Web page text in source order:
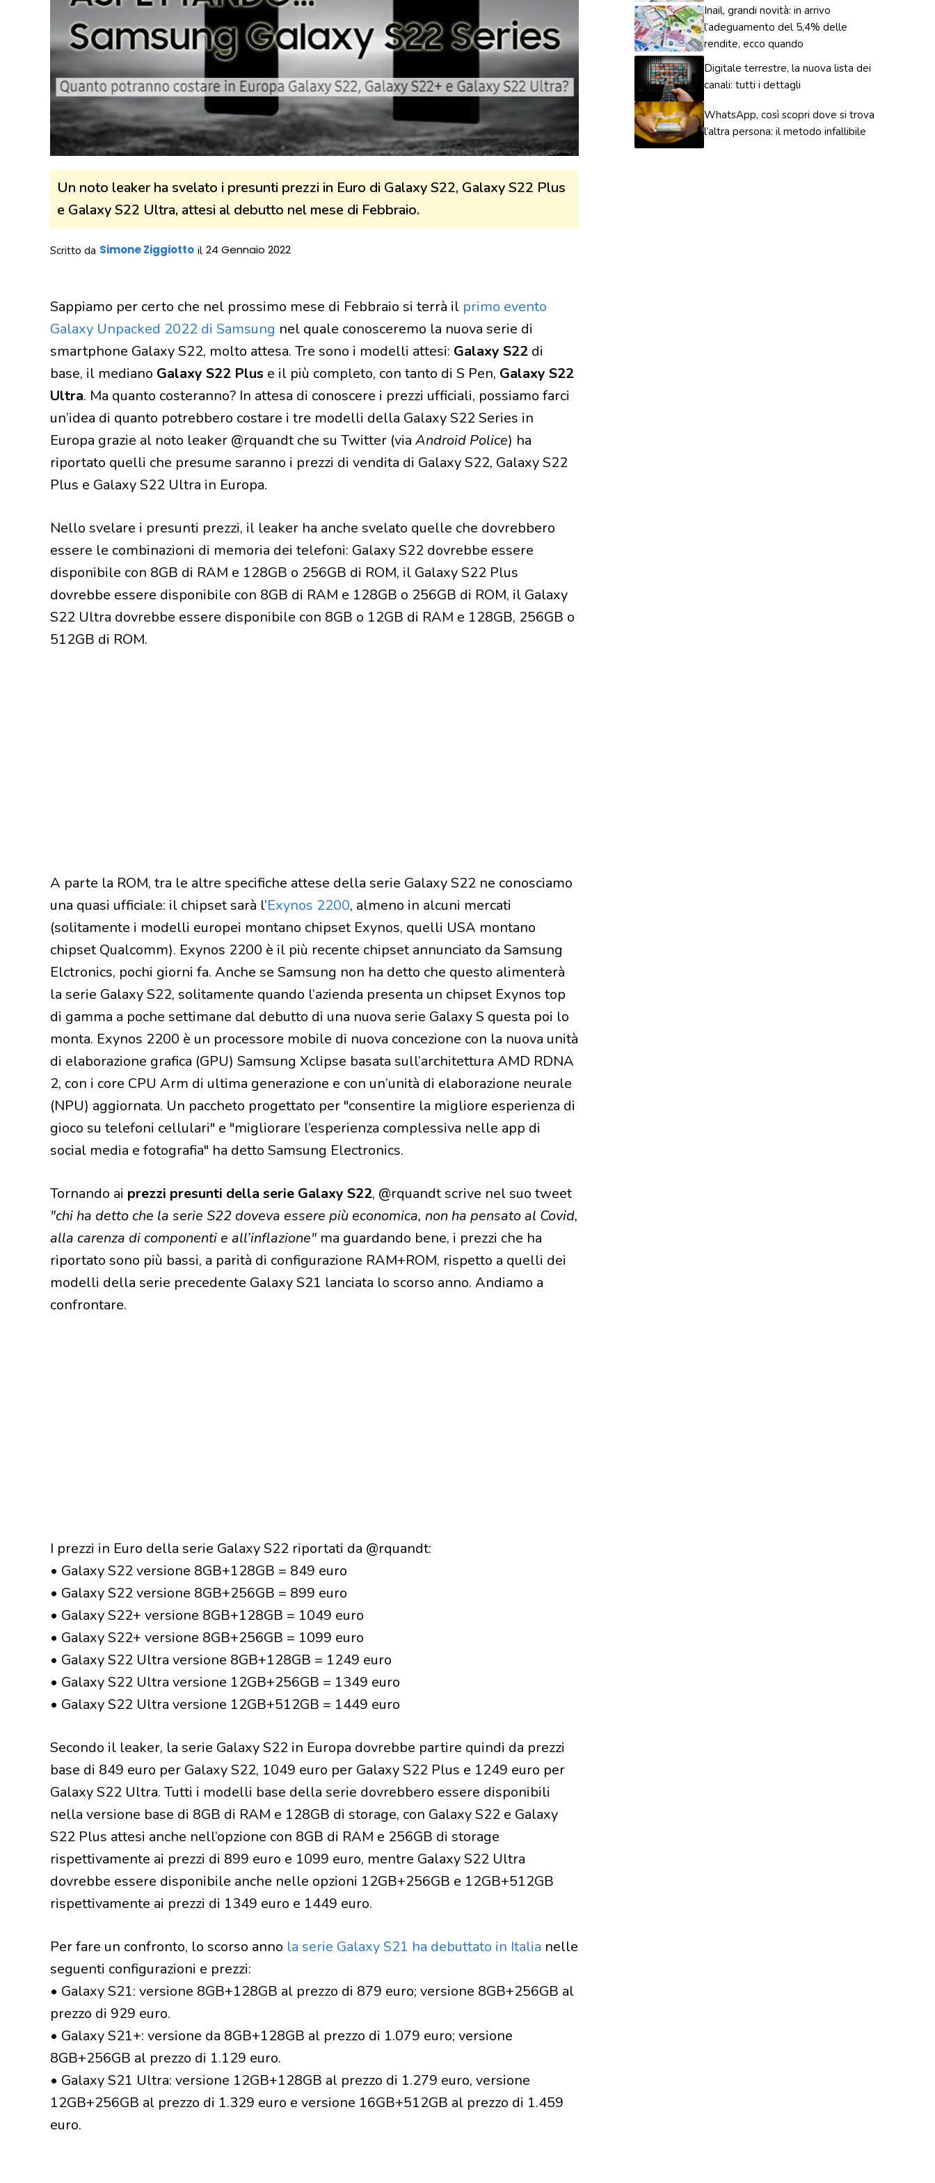
Un noto leaker ha svelato i presunti prezzi in Euro di Galaxy S22, Galaxy S22 Plus
e Galaxy S22 Ultra, attesi al debutto nel mese di Febbraio.
Scritto da Simone Ziggiotto il 24 Gennaio 2022
Sappiamo per certo che nel prossimo mese di Febbraio si terrà il primo evento
Galaxy Unpacked 2022 di Samsung nel quale conosceremo la nuova serie di
smartphone Galaxy S22, molto attesa. Tre sono i modelli attesi: Galaxy S22 di
base, il mediano Galaxy S22 Plus e il più completo, con tanto di S Pen, Galaxy S22
Ultra. Ma quanto costeranno? In attesa di conoscere i prezzi ufficiali, possiamo farci
un’idea di quanto potrebbero costare i tre modelli della Galaxy S22 Series in
Europa grazie al noto leaker @rquandt che su Twitter (via Android Police) ha
riportato quelli che presume saranno i prezzi di vendita di Galaxy S22, Galaxy S22
Plus e Galaxy S22 Ultra in Europa.
Nello svelare i presunti prezzi, il leaker ha anche svelato quelle che dovrebbero
essere le combinazioni di memoria dei telefoni: Galaxy S22 dovrebbe essere
disponibile con 8GB di RAM e 128GB o 256GB di ROM, il Galaxy S22 Plus
dovrebbe essere disponibile con 8GB di RAM e 128GB o 256GB di ROM, il Galaxy
S22 Ultra dovrebbe essere disponibile con 8GB o 12GB di RAM e 128GB, 256GB o
512GB di ROM.
A parte la ROM, tra le altre specifiche attese della serie Galaxy S22 ne conosciamo
una quasi ufficiale: il chipset sarà l’Exynos 2200, almeno in alcuni mercati
(solitamente i modelli europei montano chipset Exynos, quelli USA montano
chipset Qualcomm). Exynos 2200 è il più recente chipset annunciato da Samsung
Elctronics, pochi giorni fa. Anche se Samsung non ha detto che questo alimenterà
la serie Galaxy S22, solitamente quando l’azienda presenta un chipset Exynos top
di gamma a poche settimane dal debutto di una nuova serie Galaxy S questa poi lo
monta. Exynos 2200 è un processore mobile di nuova concezione con la nuova unità
di elaborazione grafica (GPU) Samsung Xclipse basata sull’architettura AMD RDNA
2, con i core CPU Arm di ultima generazione e con un’unità di elaborazione neurale
(NPU) aggiornata. Un paccheto progettato per "consentire la migliore esperienza di
gioco su telefoni cellulari" e "migliorare l’esperienza complessiva nelle app di
social media e fotografia" ha detto Samsung Electronics.
Tornando ai prezzi presunti della serie Galaxy S22, @rquandt scrive nel suo tweet
"chi ha detto che la serie S22 doveva essere più economica, non ha pensato al Covid,
alla carenza di componenti e all’inflazione" ma guardando bene, i prezzi che ha
riportato sono più bassi, a parità di configurazione RAM+ROM, rispetto a quelli dei
modelli della serie precedente Galaxy S21 lanciata lo scorso anno. Andiamo a
confrontare.
I prezzi in Euro della serie Galaxy S22 riportati da @rquandt:
• Galaxy S22 versione 8GB+128GB = 849 euro
• Galaxy S22 versione 8GB+256GB = 899 euro
• Galaxy S22+ versione 8GB+128GB = 1049 euro
• Galaxy S22+ versione 8GB+256GB = 1099 euro
• Galaxy S22 Ultra versione 8GB+128GB = 1249 euro
• Galaxy S22 Ultra versione 12GB+256GB = 1349 euro
• Galaxy S22 Ultra versione 12GB+512GB = 1449 euro
Secondo il leaker, la serie Galaxy S22 in Europa dovrebbe partire quindi da prezzi
base di 849 euro per Galaxy S22, 1049 euro per Galaxy S22 Plus e 1249 euro per
Galaxy S22 Ultra. Tutti i modelli base della serie dovrebbero essere disponibili
nella versione base di 8GB di RAM e 128GB di storage, con Galaxy S22 e Galaxy
S22 Plus attesi anche nell’opzione con 8GB di RAM e 256GB di storage
rispettivamente ai prezzi di 899 euro e 1099 euro, mentre Galaxy S22 Ultra
dovrebbe essere disponibile anche nelle opzioni 12GB+256GB e 12GB+512GB
rispettivamente ai prezzi di 1349 euro e 1449 euro.
Per fare un confronto, lo scorso anno la serie Galaxy S21 ha debuttato in Italia nelle
seguenti configurazioni e prezzi:
• Galaxy S21: versione 8GB+128GB al prezzo di 879 euro; versione 8GB+256GB al
prezzo di 929 euro.
• Galaxy S21+: versione da 8GB+128GB al prezzo di 1.079 euro; versione
8GB+256GB al prezzo di 1.129 euro.
• Galaxy S21 Ultra: versione 12GB+128GB al prezzo di 1.279 euro, versione
12GB+256GB al prezzo di 1.329 euro e versione 16GB+512GB al prezzo di 1.459
euro.
Inail, grandi novità: in arrivo
l’adeguamento del 5,4% delle
rendite, ecco quando
Digitale terrestre, la nuova lista dei
canali: tutti i dettagli
WhatsApp, così scopri dove si trova
l’altra persona: il metodo infallibile